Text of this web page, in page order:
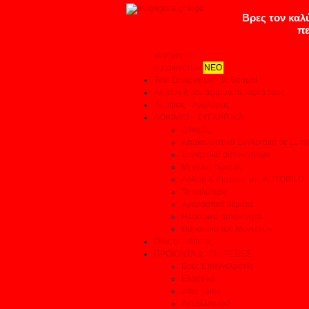
κατηγορίες
αυτοκινήτων ΝΕΟ
Test Συνεργείων - Το θαύμα!
Αξίζουν ή δεν αξίζουν τα λεφτά τους
Απόψεις - Αναλύσεις
ΔΟΚΙΜΕΣ - ΣΥΓΚΡΙΤΙΚΑ
Δοκιμές
Αποκαλυπτικά Συγκριτικά σε 11
Συγκριτικά αυτοκινήτων
Μεγάλες δοκιμές
Αρθρα & Ερευνες της AUTOBILD
Τα καλύτερα
Αγοραστικά θέματα
Ηλεκτρικά αυτοκίνητα
Παρουσιάσεις Μοντέλων
Όλες οι ειδήσεις
ΠΡΟΙΟΝΤΑ & ΥΠΗΡΕΣΙΕΣ
Βρες Επαγγελματία
Ελαστικά
After sales
Ανταλλακτικά